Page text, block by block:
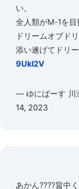
い。
全人類がM-1を目
ドリームオブドリ
添い遂げてドリ
9Ukl2V
— ゆにばーす 川
14, 2023
あかん????畠中